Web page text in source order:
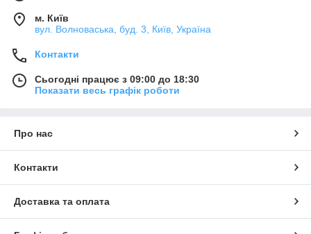
м. Київ
вул. Волноваська, буд. 3, Київ, Україна
Контакти
Сьогодні працює з 09:00 до 18:30
Показати весь графік роботи
Про нас
Контакти
Доставка та оплата